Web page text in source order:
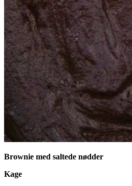
Brownie med saltede nødder
Kage